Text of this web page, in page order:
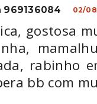
969136084 02/
gostosa
rabinho
bb com